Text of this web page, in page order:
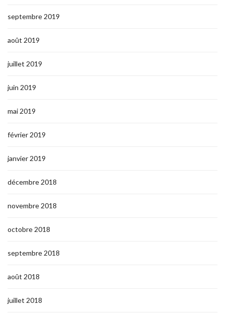
septembre 2019
août 2019
juillet 2019
juin 2019
mai 2019
février 2019
janvier 2019
décembre 2018
novembre 2018
octobre 2018
septembre 2018
août 2018
juillet 2018